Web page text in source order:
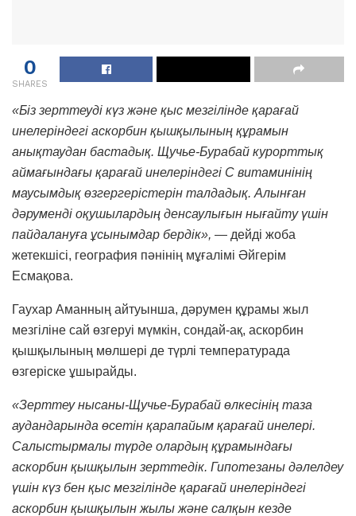
0
SHARES
«Біз зерттеуді күз және қыс мезгілінде қарағай
инелеріндегі аскорбин қышқылының құрамын
анықтаудан бастадық. Щучье-Бурабай курорттық
аймағындағы қарағай инелеріндегі С витаминінің
маусымдық өзгергерістерін талдадық. Алынған
дәруменді оқушылардың денсаулығын нығайту үшін
пайдалануға ұсынымдар бердік», — дейді жоба
жетекшісі, география пәнінің мұғалімі Әйгерім
Есмақова.
Гаухар Аманның айтуынша, дәрумен құрамы жыл
мезгіліне сай өзгеруі мүмкін, сондай-ақ, аскорбин
қышқылының мөлшері де түрлі температурада
өзгеріске ұшырайды.
«Зерттеу нысаны-Щучье-Бурабай өлкесінің таза
аудандарында өсетін қарапайым қарағай инелері.
Салыстырмалы түрде олардың құрамындағы
аскорбин қышқылын зерттедік. Гипотезаны дәлелдеу
үшін күз бен қыс мезгілінде қарағай инелеріндегі
аскорбин қышқылын жылы және салқын кезде